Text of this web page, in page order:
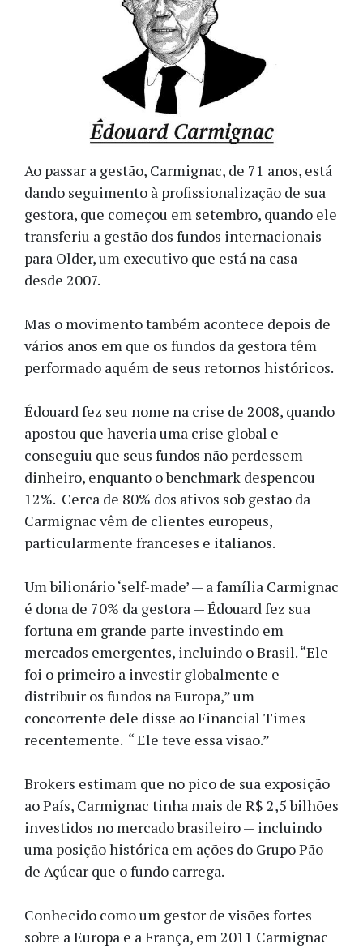
Ao passar a gestão, Carmignac, de 71 anos, está
dando seguimento à profissionalização de sua
gestora, que começou em setembro, quando ele
transferiu a gestão dos fundos internacionais
para Older, um executivo que está na casa
desde 2007.
Mas o movimento também acontece depois de
vários anos em que os fundos da gestora têm
performado aquém de seus retornos históricos.
Édouard fez seu nome na crise de 2008, quando
apostou que haveria uma crise global e
conseguiu que seus fundos não perdessem
dinheiro, enquanto o benchmark despencou
12%. Cerca de 80% dos ativos sob gestão da
Carmignac vêm de clientes europeus,
particularmente franceses e italianos.
Um bilionário ‘self-made’ — a família Carmignac
é dona de 70% da gestora — Édouard fez sua
fortuna em grande parte investindo em
mercados emergentes, incluindo o Brasil. “Ele
foi o primeiro a investir globalmente e
distribuir os fundos na Europa,” um
concorrente dele disse ao Financial Times
recentemente. “ Ele teve essa visão.”
Brokers estimam que no pico de sua exposição
ao País, Carmignac tinha mais de R$ 2,5 bilhões
investidos no mercado brasileiro — incluindo
uma posição histórica em ações do Grupo Pão
de Açúcar que o fundo carrega.
Conhecido como um gestor de visões fortes
sobre a Europa e a França, em 2011 Carmignac